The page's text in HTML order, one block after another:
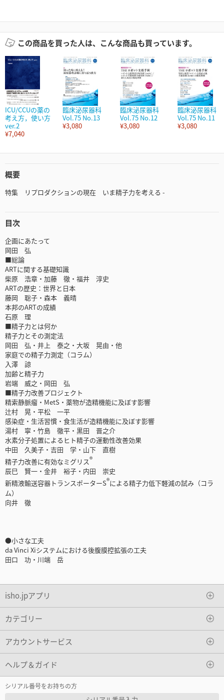
この商品を買った人は、こんな商品も買っています。
ICU/CCUの薬の
考え方，使い方
ver.2
¥7,040
臨床泌尿器科
Vol.75 No.13
¥3,080
臨床泌尿器科
Vol.75 No.12
¥3,080
臨床泌尿器科
Vol.75 No.11
¥3,080
概要
特集 リプロダクションの現在 いま精子力を考える -
目次
企画にあたって
岡田 弘
■総論
ARTに関する基礎知識
柴原 浩章・加藤 徹・福井 淳史
ARTの歴史：世界と日本
藤岡 聡子・森本 義晴
本邦のARTの成績
石原 理
■精子力とは何か
精子力とその測定法
岡田 弘・井上 泰之・大坂 晃由・他
家庭での精子力測定（コラム）
入澤 諒
加齢と精子力
岩端 威之・岡田 弘
■精子力改善プロジェクト
精索静脈瘤・MetS・薬物が造精機能に及ぼす影響
辻村 晃・平松 一平
感染症・生活習慣・食生活が造精機能に及ぼす影響
湯村 寧・竹島 徹平・黒田 晋之介
水素分子処置によるヒト精子の運動性改善効果
中田 久美子・吉田 学・山下 直樹
精子力改善に有効なミグリス®
辰巳 賢一・金井 裕子・内田 崇史
新精液輸送容器トランスポーターS®による精子力低下軽減の試み（コラ
ム）
向井 徹
●小さな工夫
da Vinci Xiシステムにおける後腹膜控拡張の工夫
田口 功・川端 岳
isho.jpアプリ
カテゴリー
アカウントサービス
ヘルプ＆ガイド
シリアル番号をお持ちの方